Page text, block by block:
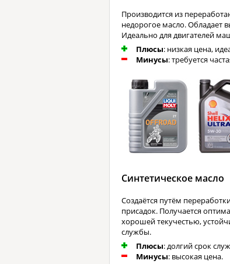
Производится из
недорогое масло. Обладает
Идеально для двигателей
Плюсы: низкая цена,
Минусы: требуется
Синтетическое масло
Создаётся путём
присадок. Получается
хорошей текучестью,
службы.
Плюсы: долгий срок
Минусы: высокая цена.